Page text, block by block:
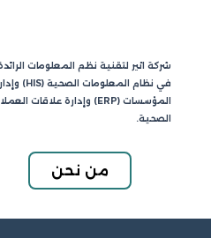
شركة اثير لتقنية نظم المعلومات
الصحية.
من نحن